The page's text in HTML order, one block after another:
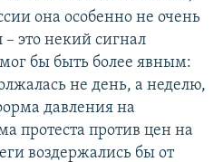
она особенно не очень
это некий сигнал
бы быть более явным:
не день, а неделю,
давления на
протеста против цен на
воздержались бы от